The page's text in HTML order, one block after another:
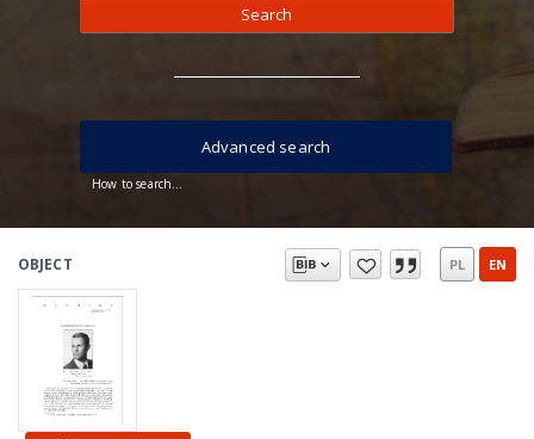
Search
How to search...
Advanced search
OBJECT PL EN